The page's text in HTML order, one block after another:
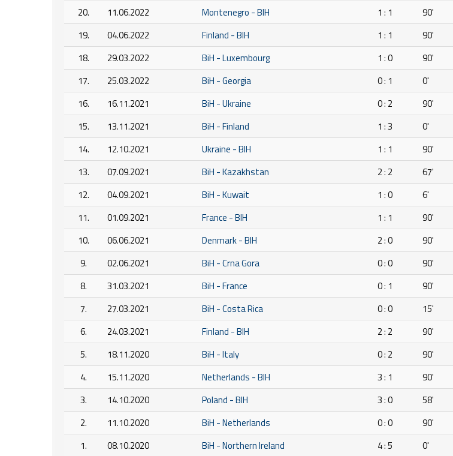
20.
11.06.2022 Montenegro - BIH 1 : 1
90'
19.
04.06.2022 Finland - BIH 1 : 1
90'
18.
29.03.2022 BiH - Luxembourg 1 : 0
90'
17.
25.03.2022 BiH - Georgia 0 : 1
0'
16.
16.11.2021 BiH - Ukraine 0 : 2
90'
15.
13.11.2021 BiH - Finland 1 : 3
0'
14.
12.10.2021 Ukraine - BIH 1 : 1
90'
13.
07.09.2021 BiH - Kazakhstan 2 : 2
67'
12.
04.09.2021 BiH - Kuwait 1 : 0
6'
11.
01.09.2021 France - BIH 1 : 1
90'
10.
06.06.2021 Denmark - BIH 2 : 0
90'
9.
02.06.2021 BiH - Crna Gora 0 : 0
90'
8.
31.03.2021 BiH - France 0 : 1
90'
7.
27.03.2021 BiH - Costa Rica 0 : 0
15'
6.
24.03.2021 Finland - BIH 2 : 2
90'
5.
18.11.2020 BiH - Italy 0 : 2
90'
4.
15.11.2020 Netherlands - BIH 3 : 1
90'
3.
14.10.2020 Poland - BIH 3 : 0
58'
2.
11.10.2020 BiH - Netherlands 0 : 0
90'
1.
08.10.2020 BiH - Northern Ireland 4 : 5 0'